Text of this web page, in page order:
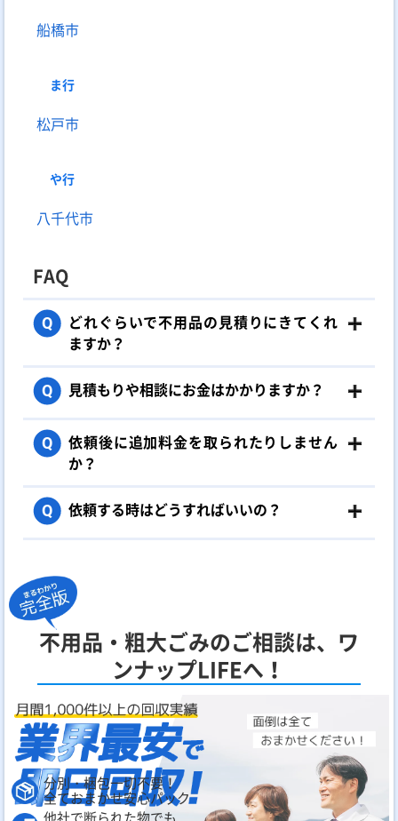
船橋市
ま行
松戸市
や行
八千代市
FAQ
Q
どれぐらいで不用品の見積りにきてくれ
ますか？
Q 見積もりや相談にお金はかかりますか？
Q
依頼後に追加料金を取られたりしません
か？
Q 依頼する時はどうすればいいの？
不用品・粗大ごみのご相談は、ワ
ンナップLIFEへ！
分別・梱包一切不要！
全ておまかせ安心パック